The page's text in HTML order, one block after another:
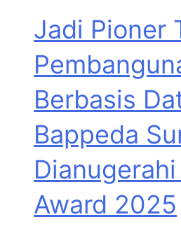
Jadi Pioner
Berbasis
Bappeda
Dianugerahi
Award 2025